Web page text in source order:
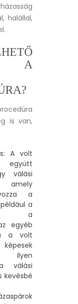
halállal,
A
is van,
A volt
válási
amely
a
a
a
egyéb
a volt
ilyen
válási
kevésbé